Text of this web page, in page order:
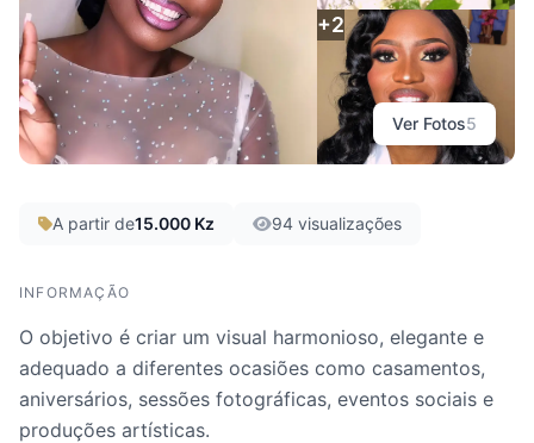
+2
Ver Fotos5
A partir de15.000 Kz 94 visualizações
INFORMAÇÃO
O objetivo é criar um visual harmonioso, elegante e
adequado a diferentes ocasiões como casamentos,
aniversários, sessões fotográficas, eventos sociais e
produções artísticas.